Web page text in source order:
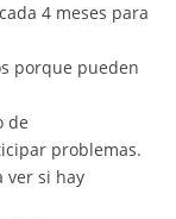
4 meses para
porque pueden
de
problemas.
ver si hay